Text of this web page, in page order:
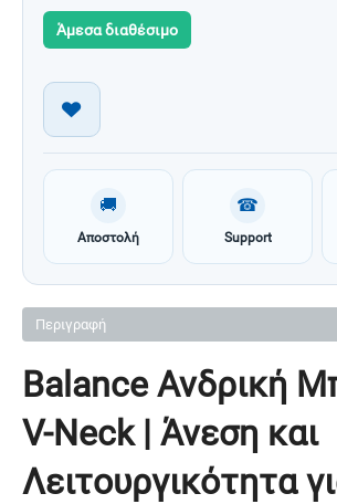
Άμεσα διαθέσιμο
🚚
Αποστολή
☎
Support
Περιγραφή
Balance Ανδρική
V-Neck | Άνεση και
Λειτουργικότητα